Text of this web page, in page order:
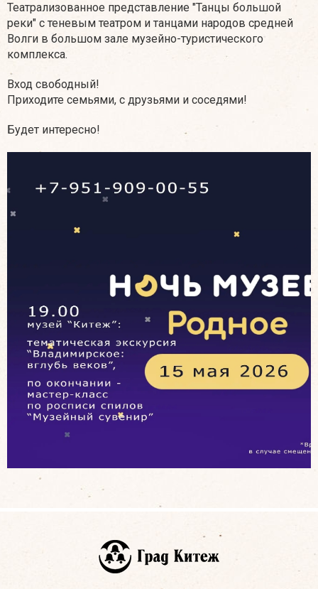
Театрализованное представление "Танцы большой
реки" с теневым театром и танцами народов средней
Волги в большом зале музейно-туристического
комплекса.
Вход свободный!
Приходите семьями, с друзьями и соседями!
Будет интересно!